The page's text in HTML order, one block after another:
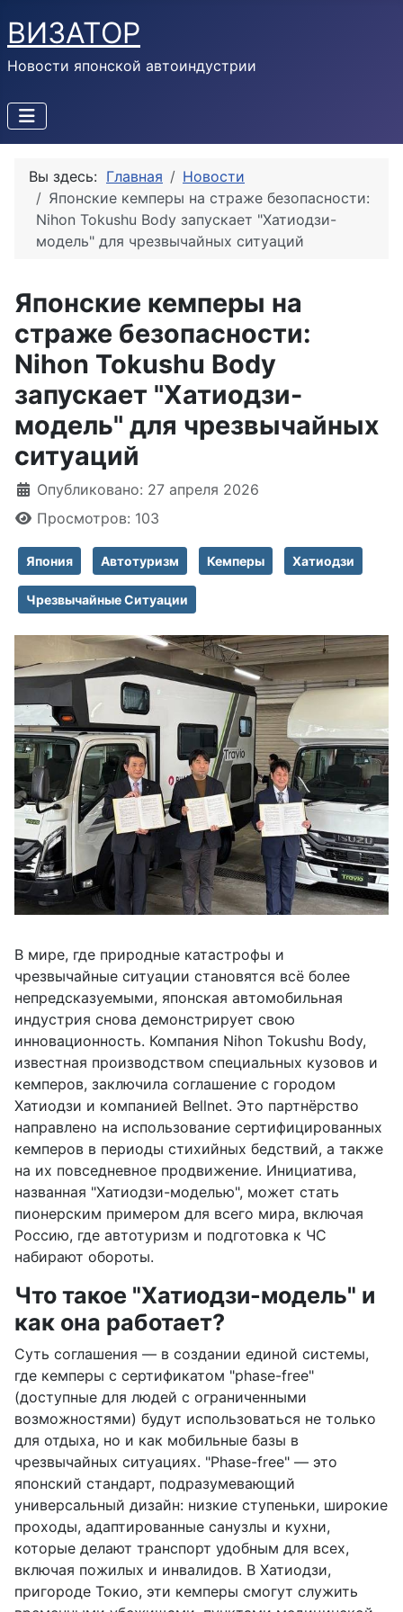
ВИЗАТОР
Новости японской автоиндустрии
Вы здесь: Главная
Новости
Японские кемперы на страже безопасности:
Nihon Tokushu Body запускает "Хатиодзи-
модель" для чрезвычайных ситуаций
Японские кемперы на
страже безопасности:
Nihon Tokushu Body
запускает "Хатиодзи-
модель" для чрезвычайных
ситуаций
Информация о материале
Опубликовано: 27 апреля 2026
Просмотров: 103
Япония Автотуризм Кемперы Хатиодзи
Чрезвычайные Ситуации
В мире, где природные катастрофы и
чрезвычайные ситуации становятся всё более
непредсказуемыми, японская автомобильная
индустрия снова демонстрирует свою
инновационность. Компания Nihon Tokushu Body,
известная производством специальных кузовов и
кемперов, заключила соглашение с городом
Хатиодзи и компанией Bellnet. Это партнёрство
направлено на использование сертифицированных
кемперов в периоды стихийных бедствий, а также
на их повседневное продвижение. Инициатива,
названная "Хатиодзи-моделью", может стать
пионерским примером для всего мира, включая
Россию, где автотуризм и подготовка к ЧС
набирают обороты.
Что такое "Хатиодзи-модель" и
как она работает?
Суть соглашения — в создании единой системы,
где кемперы с сертификатом "phase-free"
(доступные для людей с ограниченными
возможностями) будут использоваться не только
для отдыха, но и как мобильные базы в
чрезвычайных ситуациях. "Phase-free" — это
японский стандарт, подразумевающий
универсальный дизайн: низкие ступеньки, широкие
проходы, адаптированные санузлы и кухни,
которые делают транспорт удобным для всех,
включая пожилых и инвалидов. В Хатиодзи,
пригороде Токио, эти кемперы смогут служить